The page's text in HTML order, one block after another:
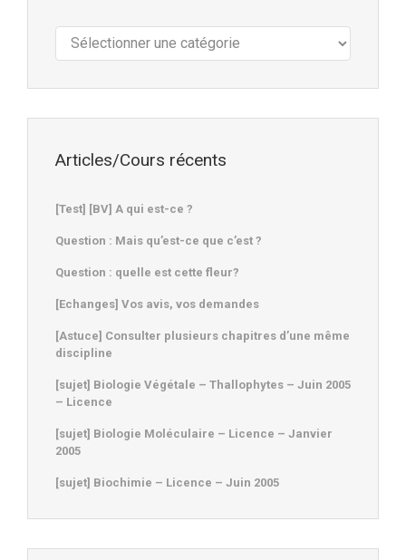
Articles/Cours récents
[Test] [BV] A qui est-ce ?
Question : Mais qu’est-ce que c’est ?
Question : quelle est cette fleur?
[Echanges] Vos avis, vos demandes
[Astuce] Consulter plusieurs chapitres d’une même
discipline
[sujet] Biologie Végétale – Thallophytes – Juin 2005
– Licence
[sujet] Biologie Moléculaire – Licence – Janvier
2005
[sujet] Biochimie – Licence – Juin 2005